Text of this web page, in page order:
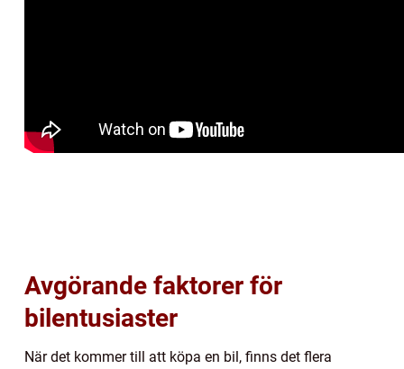
Avgörande faktorer för
bilentusiaster
När det kommer till att köpa en bil, finns det flera